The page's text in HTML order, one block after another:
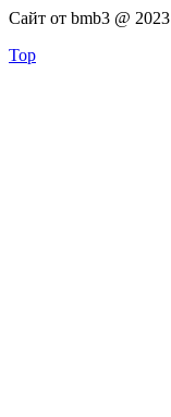
Сайт от bmb3 @ 2023
Top